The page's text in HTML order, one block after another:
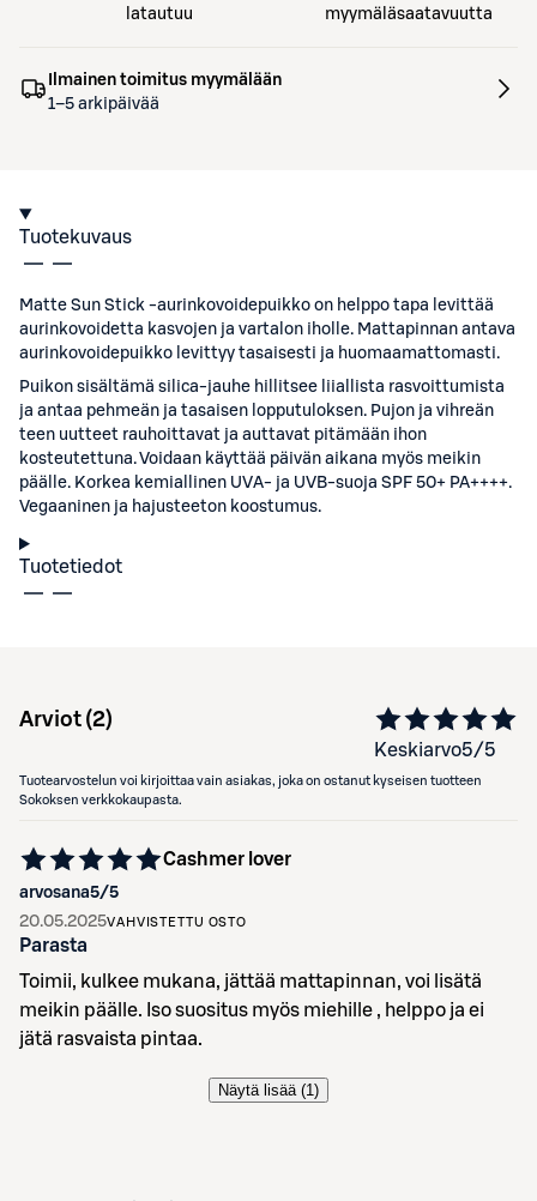
latautuu
myymäläsaatavuutta
Ilmainen toimitus myymälään
1–5 arkipäivää
Tuotekuvaus
Matte Sun Stick -aurinkovoidepuikko on helppo tapa levittää
aurinkovoidetta kasvojen ja vartalon iholle. Mattapinnan antava
aurinkovoidepuikko levittyy tasaisesti ja huomaamattomasti.
Puikon sisältämä silica-jauhe hillitsee liiallista rasvoittumista
ja antaa pehmeän ja tasaisen lopputuloksen. Pujon ja vihreän
teen uutteet rauhoittavat ja auttavat pitämään ihon
kosteutettuna. Voidaan käyttää päivän aikana myös meikin
päälle. Korkea kemiallinen UVA- ja UVB-suoja SPF 50+ PA++++.
Vegaaninen ja hajusteeton koostumus.
Tuotetiedot
Arviot (2)
Keskiarvo5/5
Tuotearvostelun voi kirjoittaa vain asiakas, joka on ostanut kyseisen tuotteen
Sokoksen verkkokaupasta.
arvosana5/5
Cashmer lover
20.05.2025VAHVISTETTU OSTO
Parasta
Toimii, kulkee mukana, jättää mattapinnan, voi lisätä
meikin päälle. Iso suositus myös miehille , helppo ja ei
jätä rasvaista pintaa.
Näytä lisää (1)